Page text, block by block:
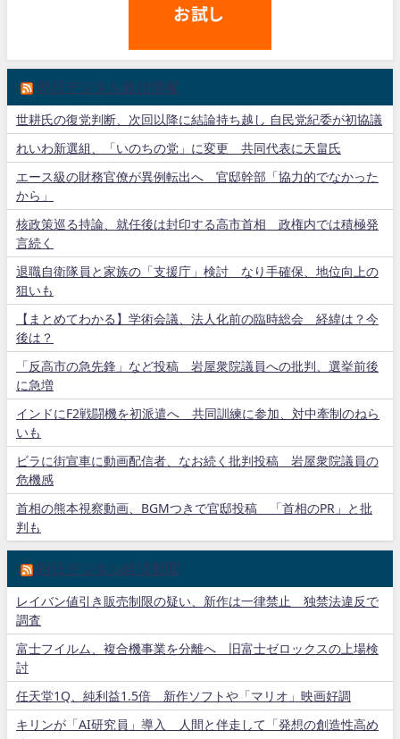
朝日デジタル政治情報
世耕氏の復党判断、次回以降に結論持ち越し 自民党紀委が初協議
れいわ新選組、「いのちの党」に変更 共同代表に天畠氏
エース級の財務官僚が異例転出へ 官邸幹部「協力的でなかった
から」
核政策巡る持論、就任後は封印する高市首相 政権内では積極発
言続く
退職自衛隊員と家族の「支援庁」検討 なり手確保、地位向上の
狙いも
【まとめてわかる】学術会議、法人化前の臨時総会 経緯は？今
後は？
「反高市の急先鋒」など投稿 岩屋衆院議員への批判、選挙前後
に急増
インドにF2戦闘機を初派遣へ 共同訓練に参加、対中牽制のねら
いも
ビラに街宣車に動画配信者、なお続く批判投稿 岩屋衆院議員の
危機感
首相の熊本視察動画、BGMつきで官邸投稿 「首相のPR」と批
判も
朝日デジタル経済新聞
レイバン値引き販売制限の疑い、新作は一律禁止 独禁法違反で
調査
富士フイルム、複合機事業を分離へ 旧富士ゼロックスの上場検
討
任天堂1Q、純利益1.5倍 新作ソフトや「マリオ」映画好調
キリンが「AI研究員」導入 人間と伴走して「発想の創造性高め